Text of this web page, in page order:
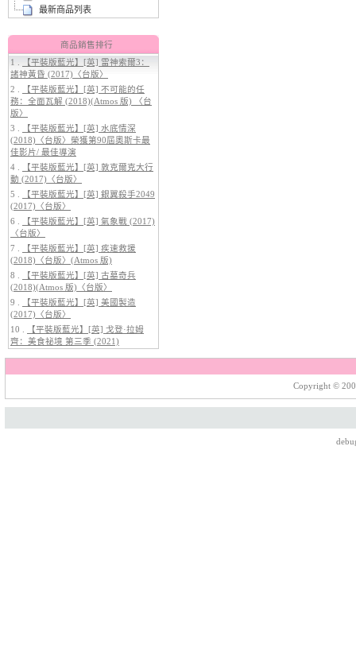
3.
【平裝版藍光】[英] 阿凡達3：火
與燼 (2025)(Atmos 版)〈台版〉
4.
【平裝版藍光】[英] 穿著PRADA
的惡魔 2 (2026)
之道 (2022)〈台版〉
最新商品列表
商品銷售排行
1 .
【平裝版藍光】[英] 雷神索爾3：
諸神黃昏 (2017)〈台版〉
2 .
【平裝版藍光】[英] 不可能的任
務：全面瓦解 (2018)(Atmos 版) 〈台
版〉
3 .
【平裝版藍光】[英] 水底情深
(2018)〈台版〉榮獲第90屆奧斯卡最
佳影片/ 最佳導演
4 .
【平裝版藍光】[英] 敦克爾克大行
動 (2017)〈台版〉
5 .
【平裝版藍光】[英] 銀翼殺手2049
(2017)〈台版〉
6 .
【平裝版藍光】[英] 氣象戰 (2017)
〈台版〉
7 .
【平裝版藍光】[英] 疾速救援
(2018)〈台版〉(Atmos 版)
8 .
【平裝版藍光】[英] 古墓奇兵
(2018)(Atmos 版)〈台版〉
9 .
【平裝版藍光】[英] 美國製造
(2017)〈台版〉
10 .
【平裝版藍光】[英] 戈登·拉姆
齊：美食祕境 第三季 (2021)
Copyright ©